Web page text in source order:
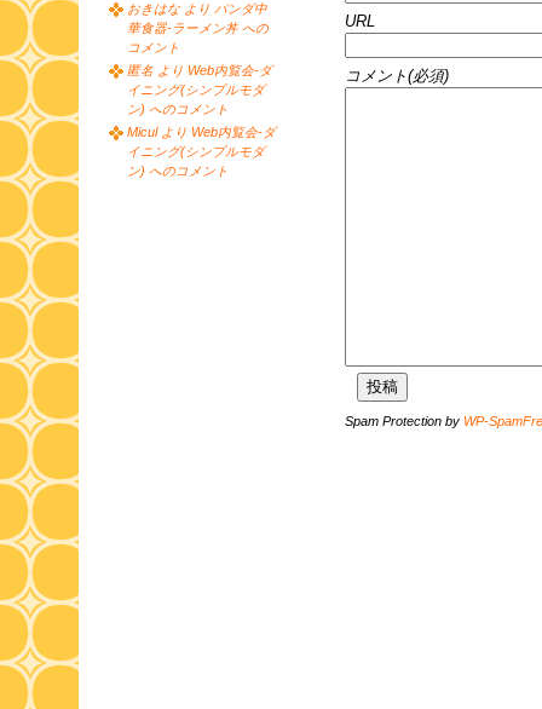
URL
コメント(必須)
Spam Protection by WP-
おきはな より パンダ中
華食器-ラーメン丼 への
コメント
匿名 より Web内覧会-ダ
イニング(シンプルモダ
ン) へのコメント
Micul より Web内覧会-ダ
イニング(シンプルモダ
ン) へのコメント